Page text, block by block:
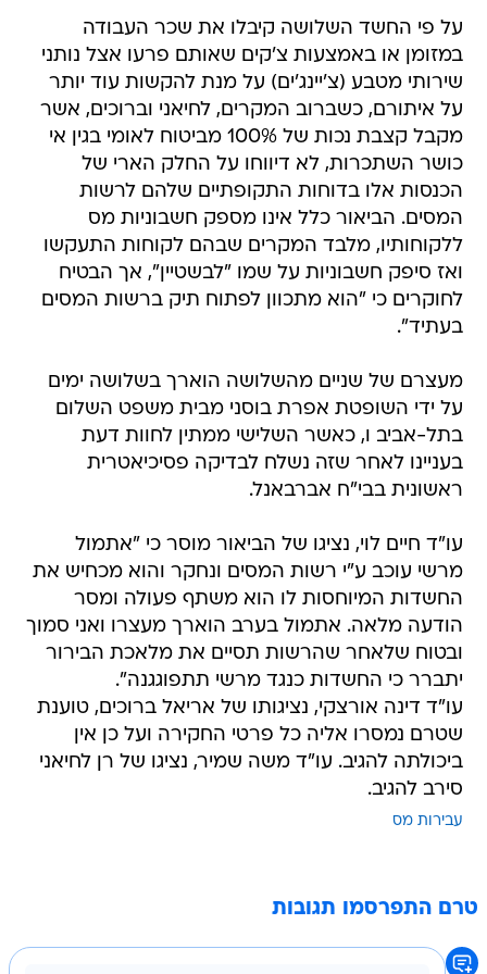
על פי החשד השלושה קיבלו את שכר העבודה
במזומן או באמצעות צ'קים שאותם פרעו אצל נותני
שירותי מטבע (צ'יינג'ים) על מנת להקשות עוד יותר
על איתורם, כשברוב המקרים, לחיאני וברוכים, אשר
מקבל קצבת נכות של 100% מביטוח לאומי בגין אי
כושר השתכרות, לא דיווחו על החלק הארי של
הכנסות אלו בדוחות התקופתיים שלהם לרשות
המסים. הביאור כלל אינו מספק חשבוניות מס
ללקוחותיו, מלבד המקרים שבהם לקוחות התעקשו
ואז סיפק חשבוניות על שמו "לבשטיין", אך הבטיח
לחוקרים כי "הוא מתכוון לפתוח תיק ברשות המסים
בעתיד".
מעצרם של שניים מהשלושה הוארך בשלושה ימים
על ידי השופטת אפרת בוסני מבית משפט השלום
בתל-אביב ו, כאשר השלישי ממתין לחוות דעת
בעניינו לאחר שזה נשלח לבדיקה פסיכיאטרית
ראשונית בבי"ח אברבאנל.
עו"ד חיים לוי, נציגו של הביאור מוסר כי "אתמול
מרשי עוכב ע"י רשות המסים ונחקר והוא מכחיש את
החשדות המיוחסות לו הוא משתף פעולה ומסר
הודעה מלאה. אתמול בערב הוארך מעצרו ואני סמוך
ובטוח שלאחר שהרשות תסיים את מלאכת הבירור
יתברר כי החשדות כנגד מרשי תתפוגגנה".
עו"ד דינה אורצקי, נציגותו של אריאל ברוכים, טוענת
שטרם נמסרו אליה כל פרטי החקירה ועל כן אין
ביכולתה להגיב. עו"ד משה שמיר, נציגו של רן לחיאני
סירב להגיב.
עבירות מס
טרם התפרסמו תגובות